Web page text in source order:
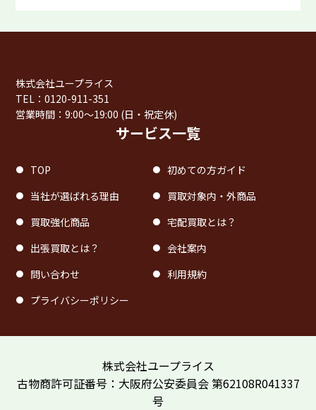
株式会社ユープライス
TEL：0120-911-351
営業時間：9:00〜19:00 (日・祝定休)
サービス一覧
TOP
初めての方ガイド
当社が選ばれる理由
買取対象内・外商品
買取強化商品
宅配買取とは？
出張買取とは？
会社案内
問い合わせ
利用規約
プライバシーポリシー
株式会社ユープライス
古物商許可証番号：大阪府公安委員会 第62108R041337
号